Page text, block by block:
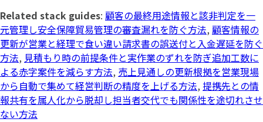
Related stack guides: 顧客の最終用途情報と該非判定を一
元管理し安全保障貿易管理の審査漏れを防ぐ方法, 顧客情報の
更新が営業と経理で食い違い請求書の誤送付と入金遅延を防ぐ
方法, 見積もり時の前提条件と実作業のずれを防ぎ追加工数に
よる赤字案件を減らす方法, 売上見通しの更新根拠を営業現場
から自動で集めて経営判断の精度を上げる方法, 提携先との情
報共有を属人化から脱却し担当者交代でも関係性を途切れさせ
ない方法